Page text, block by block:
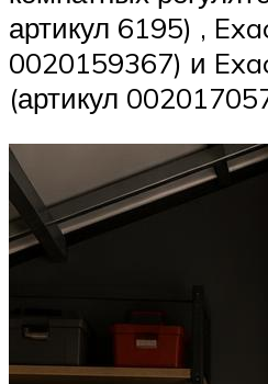
артикул 6195) ,
0020159367) и
(артикул